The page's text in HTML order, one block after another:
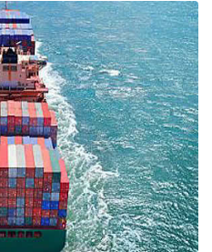
pesca da tutti gli appassionati
migliorare le proprie prestazioni.